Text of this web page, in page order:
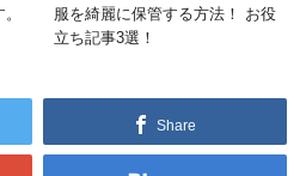
服を綺麗に保管する方法！ お役
立ち記事3選！
Share